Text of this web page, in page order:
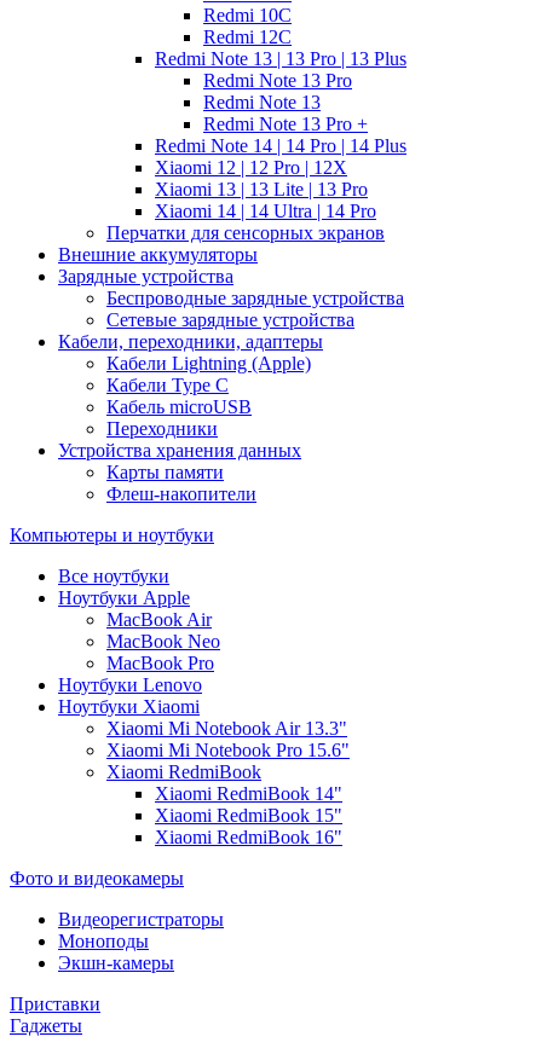
Redmi 10C
Redmi 12C
Redmi Note 13 | 13 Pro | 13 Plus
Redmi Note 13 Pro
Redmi Note 13
Redmi Note 13 Pro +
Redmi Note 14 | 14 Pro | 14 Plus
Xiaomi 12 | 12 Pro | 12X
Xiaomi 13 | 13 Lite | 13 Pro
Xiaomi 14 | 14 Ultra | 14 Pro
Перчатки для сенсорных экранов
Внешние аккумуляторы
Зарядные устройства
Беспроводные зарядные устройства
Сетевые зарядные устройства
Кабели, переходники, адаптеры
Кабели Lightning (Apple)
Кабели Type C
Кабель microUSB
Переходники
Устройства хранения данных
Карты памяти
Флеш-накопители
Компьютеры и ноутбуки
Все ноутбуки
Ноутбуки Apple
MacBook Air
MacBook Neo
MacBook Pro
Ноутбуки Lenovo
Ноутбуки Xiaomi
Xiaomi Mi Notebook Air 13.3"
Xiaomi Mi Notebook Pro 15.6"
Xiaomi RedmiBook
Xiaomi RedmiBook 14"
Xiaomi RedmiBook 15"
Xiaomi RedmiBook 16"
Фото и видеокамеры
Видеорегистраторы
Моноподы
Экшн-камеры
Приставки
Гаджеты